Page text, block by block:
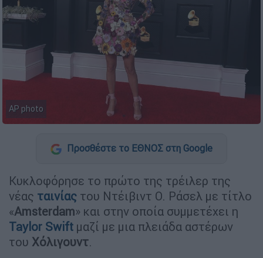
AP photo
Προσθέστε το ΕΘΝΟΣ στη Google
Κυκλοφόρησε το πρώτο της τρέιλερ της
νέας ταινίας του Ντέιβιντ Ο. Ράσελ με τίτλο
«Amsterdam» και στην οποία συμμετέχει η
Taylor Swift μαζί με μια πλειάδα αστέρων
του Χόλιγουντ.